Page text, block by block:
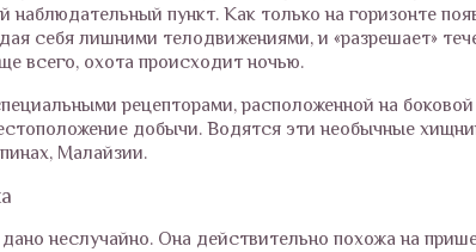
наблюдательный пункт. Как только на горизонте
себя лишними телодвижениями, и «разрешает»
всего, охота происходит ночью.
рецепторами, расположенной на
добычи. Водятся эти необычные
Малайзии.
неслучайно. Она действительно похожа на